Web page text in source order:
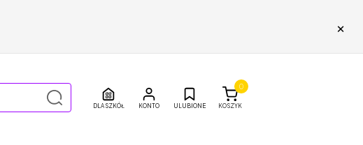
×
DLA SZKÓŁ ULUBIONE KOSZYK
0